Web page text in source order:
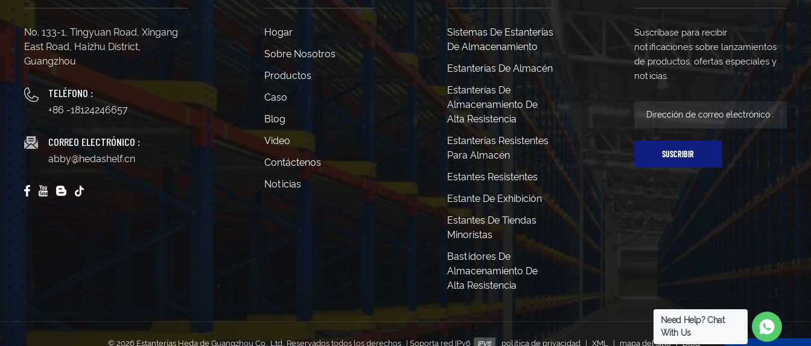
No. 133-1, Tingyuan Road, Xingang
East Road, Haizhu District,
Guangzhou
TELÉFONO :
+86 -18124246657
CORREO ELECTRÓNICO :
abby@hedashelf.cn
Hogar
Sobre Nosotros
Productos
Caso
Blog
Video
Contáctenos
Noticias
Sistemas De Estanterías
De Almacenamiento
Estanterías De Almacén
Estanterías De
Almacenamiento De
Alta Resistencia
Estanterías Resistentes
Para Almacén
Estantes Resistentes
Estante De Exhibición
Estantes De Tiendas
Minoristas
Bastidores De
Almacenamiento De
Alta Resistencia
Suscríbase para recibir
notificaciones sobre lanzamientos
de productos, ofertas especiales y
noticias.
SUSCRIBIR
© 2026 Estanterías Heda de Guangzhou Co., Ltd.. Reservados todos los derechos . | Soporta red IPv6 política de privacidad XML mapa del sitio | Blog
Need Help? Chat
With Us